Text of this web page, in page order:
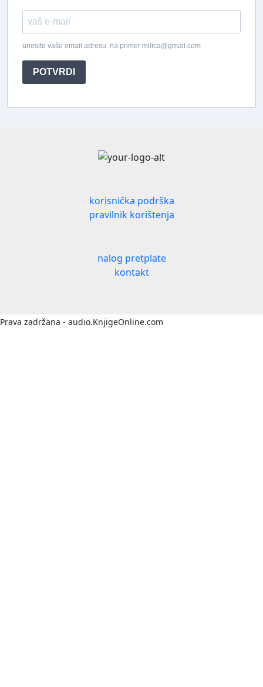
unesite vašu email adresu. na primer milica@gmail.com
POTVRDI
korisnička podrška
pravilnik korištenja
nalog pretplate
kontakt
Prava zadržana - audio.KnjigeOnline.com